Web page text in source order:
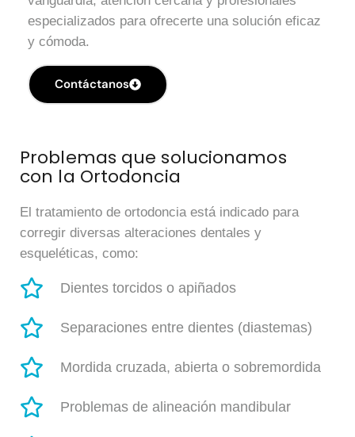
especializados para ofrecerte una solución eficaz
y cómoda.
Contáctanos
Problemas que solucionamos
con la Ortodoncia
El tratamiento de ortodoncia está indicado para
corregir diversas alteraciones dentales y
esqueléticas, como:
Dientes torcidos o apiñados
Separaciones entre dientes (diastemas)
Mordida cruzada, abierta o sobremordida
Problemas de alineación mandibular